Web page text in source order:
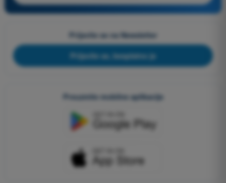
Prijavite se na Newsletter
Prijavite se, besplatno je
Preuzmite mobilne aplikacije